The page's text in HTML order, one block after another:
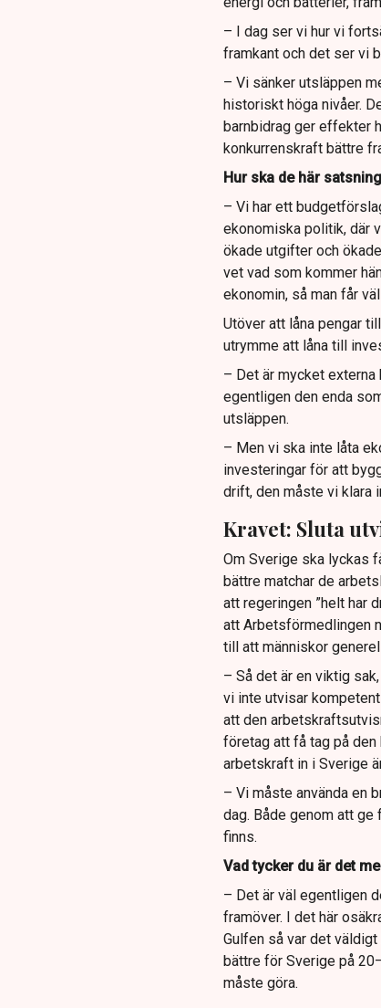
– I dag ser vi hur vi
framkant och det ser vi
– Vi sänker utsläppen
historiskt höga nivåer.
barnbidrag ger effekter
konkurrenskraft bättre
Hur ska de här
– Vi har ett
ekonomiska politik, där
ökade utgifter och
vet vad som kommer
ekonomin, så man får
Utöver att låna pengar
utrymme att låna till
– Det är mycket externa
egentligen den enda
utsläppen.
– Men vi ska inte låta
investeringar för att
drift, den måste vi klara
Kravet: Sluta
Om Sverige ska lyckas
bättre matchar de
att regeringen ”helt har
att Arbetsförmedlingen
till att människor
– Så det är en viktig
vi inte utvisar
att den
företag att få tag på
arbetskraft in i Sverige
– Vi måste använda en
dag. Både genom att
finns.
Vad tycker du är det
– Det är väl egentligen
framöver. I det här
Gulfen så var det
bättre för Sverige på
måste göra.